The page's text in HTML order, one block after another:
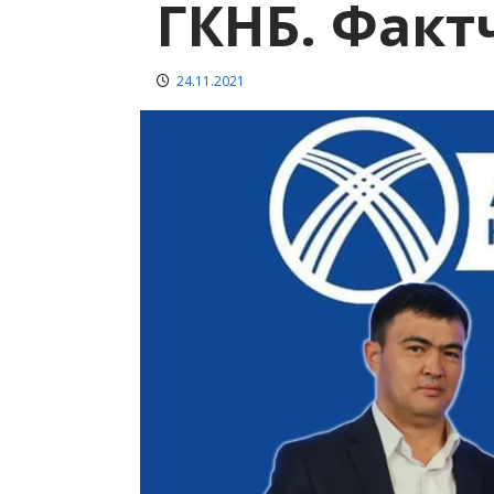
ГКНБ.
24.11.2021